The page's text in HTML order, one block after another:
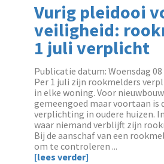
Vurig pleidooi
veiligheid:
1 juli verplicht
Publicatie datum: Woensdag 08
‌Per 1 juli zijn rookmelders
in elke woning. Voor
gemeengoed maar voortaan is
verplichting in oudere huizen.
waar niemand verblijft zijn
Bij de aanschaf van een
om te controleren ...
[lees verder]